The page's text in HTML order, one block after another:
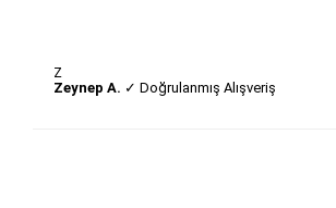
Z
Zeynep A. ✓ Doğrulanmış Alışveriş